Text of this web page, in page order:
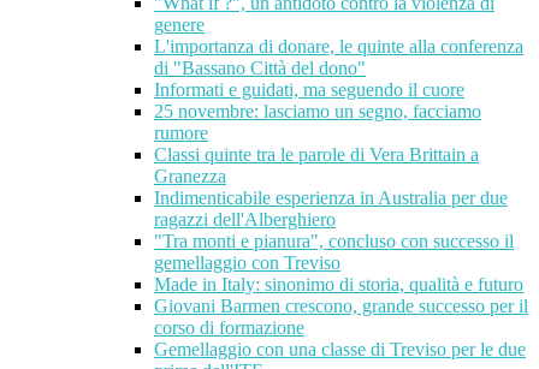
genere
L'importanza di donare, le quinte alla conferenza
di "Bassano Città del dono"
Informati e guidati, ma seguendo il cuore
25 novembre: lasciamo un segno, facciamo
rumore
Classi quinte tra le parole di Vera Brittain a
Granezza
Indimenticabile esperienza in Australia per due
ragazzi dell'Alberghiero
"Tra monti e pianura", concluso con successo il
gemellaggio con Treviso
Made in Italy: sinonimo di storia, qualità e futuro
Giovani Barmen crescono, grande successo per il
corso di formazione
Gemellaggio con una classe di Treviso per le due